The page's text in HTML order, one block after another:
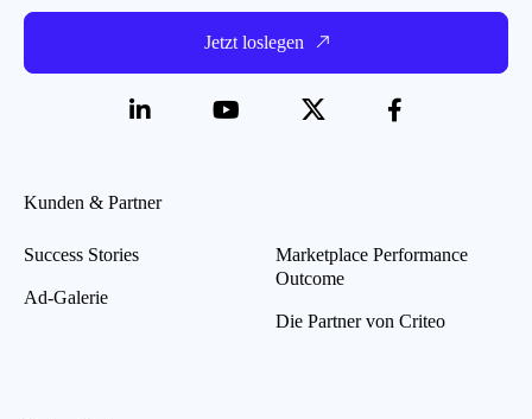
Jetzt loslegen
Kunden & Partner
Success Stories
Ad-Galerie
Marketplace Performance
Outcome
Die Partner von Criteo